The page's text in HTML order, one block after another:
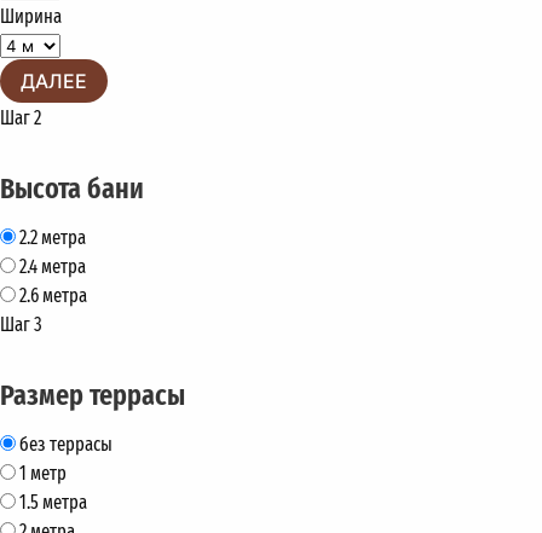
Ширина
ДАЛЕЕ
Шаг 2
Высота бани
2.2 метра
2.4 метра
2.6 метра
Шаг 3
Размер террасы
без террасы
1 метр
1.5 метра